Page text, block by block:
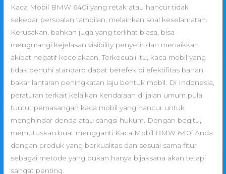
Kaca Mobil BMW 640i yang retak atau hancur tidak
sekedar persoalan tampilan, melainkan soal keselamatan.
Kerusakan, bahkan juga yang terlihat biasa, bisa
mengurangi kejelasan visibility penyetir dan menaikkan
akibat negatif kecelakaan. Terkecuali itu, kaca mobil yang
tidak penuhi standard dapat berefek di efektifitas bahan
bakar lantaran peningkatan laju bentuk mobil. Di Indonesia,
peraturan terkait kelaikan kendaraan di jalan umum pula
tuntut pemasangan kaca mobil yang hancur untuk
menghindar denda atau sangsi hukum. Dengan begitu,
memutuskan buat mengganti Kaca Mobil BMW 640i Anda
dengan produk yang berkualitas dan sesuai sama fitur
sebagai metode yang bukan hanya bijaksana akan tetapi
sangat penting.